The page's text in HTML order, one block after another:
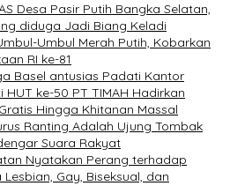
Desa Pasir Putih Bangka Selatan,
diduga Jadi Biang Keladi
Umbul Merah Putih, Kobarkan
RI ke-81
Basel antusias Padati Kantor
ke-50 PT TIMAH Hadirkan
Hingga Khitanan Massal
Ranting Adalah Ujung Tombak
Suara Rakyat
Nyatakan Perang terhadap
Gay, Biseksual, dan